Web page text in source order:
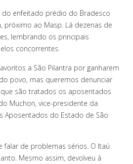
do enfeitado prédio do Bradesco
próximo ao Masp. Lá dezenas de
lembrando os principais
concorrentes.
a São Pilantra por ganharem
povo, mas queremos denunciar
são tratados os aposentados
Muchon, vice-presidente da
Aposentados do Estado de São
falar de problemas sérios. O Itaú
Mesmo assim, devolveu à